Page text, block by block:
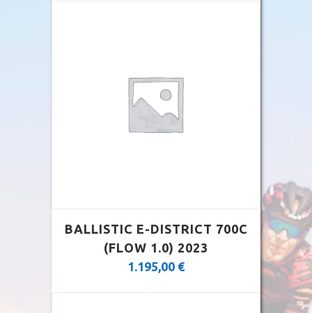
BALLISTIC E-DISTRICT 700C
(FLOW 1.0) 2023
1.195,00 €